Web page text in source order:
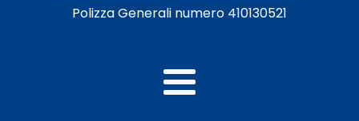
Polizza Generali numero 410130521